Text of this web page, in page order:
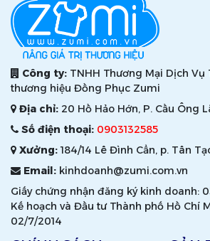
Công ty: TNHH Thương Mại Dịch Vụ
thương hiệu Đồng Phục Zumi
Địa chỉ: 20 Hồ Hảo Hớn, P. Cầu Ông
Số điện thoại: 0903132585
Xưởng:184/14 Lê Đình Cẩn, p. Tân
Email: kinhdoanh@zumi.com.vn
Giấy chứng nhận đăng ký kinh doanh:
Kế hoạch và Đầu tư Thành phố Hồ Chí
02/7/2014